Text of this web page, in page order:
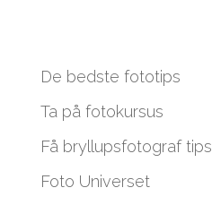
De bedste fototips
Ta på fotokursus
Få bryllupsfotograf tips
Foto Universet